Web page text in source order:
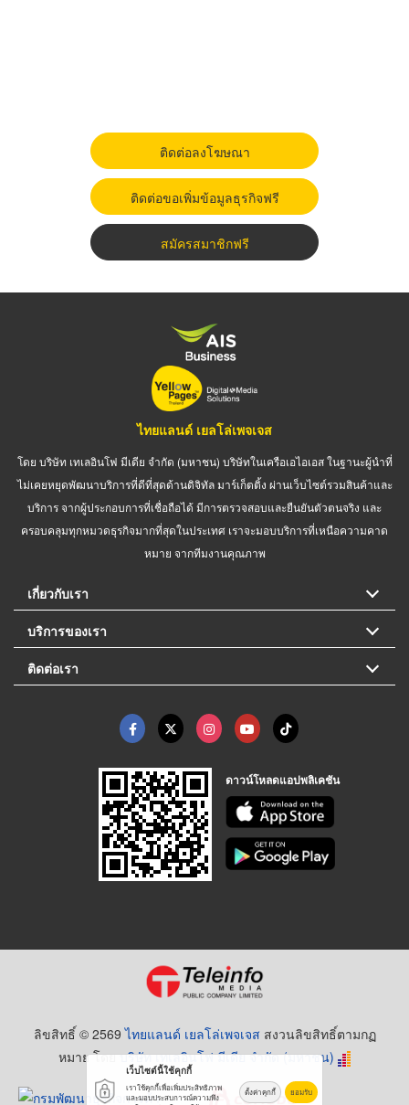
ติดต่อลงโฆษณา
ติดต่อขอเพิ่มข้อมูลธุรกิจฟรี
สมัครสมาชิกฟรี
ไทยแลนด์ เยลโล่เพจเจส
โดย บริษัท เทเลอินโฟ มีเดีย จำกัด (มหาชน) บริษัทในเครือเอไอเอส ในฐานะผู้นำที่
ไม่เคยหยุดพัฒนาบริการที่ดีที่สุดด้านดิจิทัล มาร์เก็ตติ้ง ผ่านเว็บไซต์รวมสินค้าและ
บริการ จากผู้ประกอบการที่เชื่อถือได้ มีการตรวจสอบและยืนยันตัวตนจริง และ
ครอบคลุมทุกหมวดธุรกิจมากที่สุดในประเทศ เราจะมอบบริการที่เหนือความคาด
หมาย จากทีมงานคุณภาพ
เกี่ยวกับเรา
บริการของเรา
ติดต่อเรา
ดาวน์โหลดแอปพลิเคชัน
ลิขสิทธิ์ © 2569ไทยแลนด์ เยลโล่เพจเจส สงวนลิขสิทธิ์ตามกฏ
หมาย โดยบริษัท เทเลอินโฟ มีเดีย จำกัด (มหาชน)
เว็บไซต์นี้ใช้คุกกี้
เราใช้คุกกี้เพื่อเพิ่มประสิทธิภาพ
และมอบประสบการณ์ความพึง
ตั้งค่าคุกกี้ ยอมรับ